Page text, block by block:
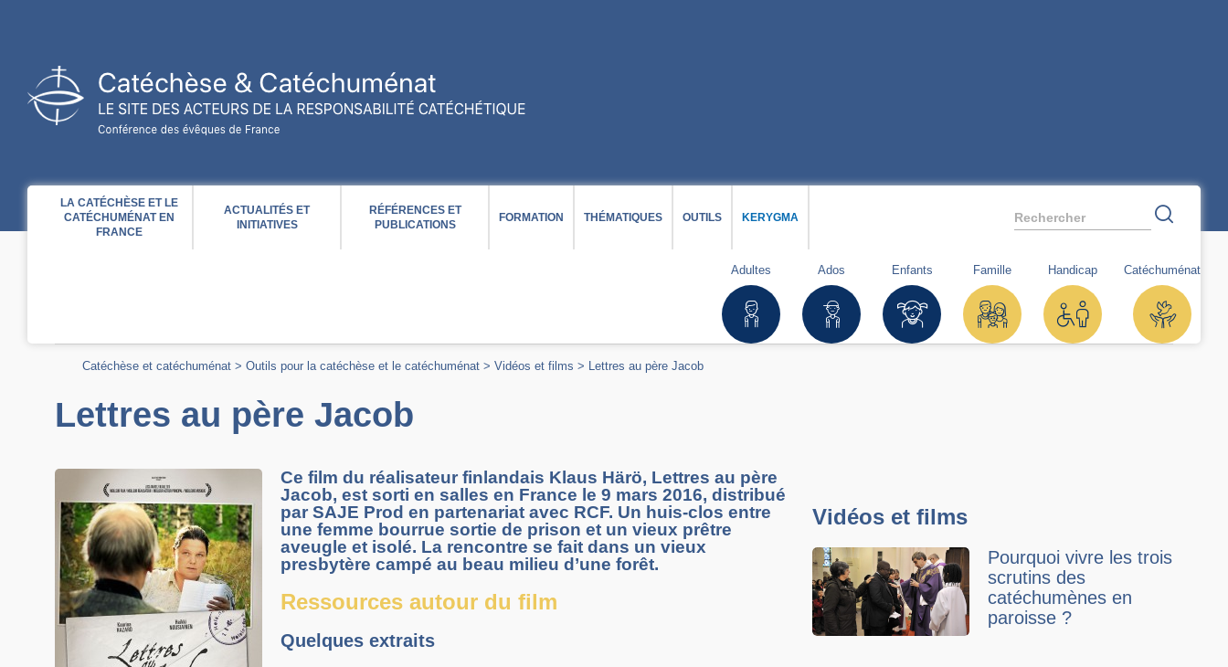
Rechercher
LA CATÉCHÈSE ET LE
CATÉCHUMÉNAT EN
FRANCE
ACTUALITÉS ET
INITIATIVES
RÉFÉRENCES ET
PUBLICATIONS
FORMATION THÉMATIQUES OUTILS KERYGMA
Adultes Ados Enfants Famille Handicap Catéchuménat
Catéchèse et catéchuménat > Outils pour la catéchèse et le catéchuménat > Vidéos et films > Lettres au père Jacob
Lettres au père Jacob
Ce film du réalisateur finlandais Klaus Härö, Lettres au père
Jacob, est sorti en salles en France le 9 mars 2016, distribué
par SAJE Prod en partenariat avec RCF. Un huis-clos entre
une femme bourrue sortie de prison et un vieux prêtre
aveugle et isolé. La rencontre se fait dans un vieux
presbytère campé au beau milieu d’une forêt.
Ressources autour du film
Quelques extraits
Vidéos et films
Pourquoi vivre les trois
scrutins des
catéchumènes en
paroisse ?